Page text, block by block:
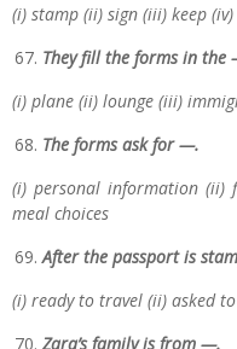
(i) stamp (ii) sign (iii) keep
They fill the forms in the
(i) plane (ii) lounge (iii)
The forms ask for —.
(i) personal information (ii)
meal choices
After the passport is
(i) ready to travel (ii) asked
Zara’s family is from —.